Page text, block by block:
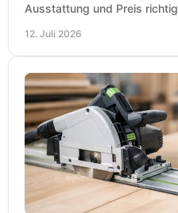
Ausstattung und Preis
12. Juli 2026